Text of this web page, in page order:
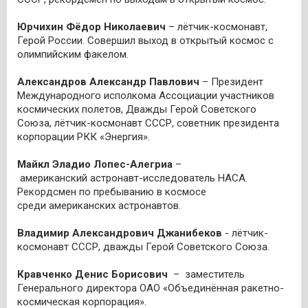
Юрчихин Фёдор Николаевич – лётчик-космонавт,
Герой России. Совершил выход в открытый космос с
олимпийским факелом.
Александров Александр Павлович – Президент
Международного исполкома Ассоциации участников
космических полетов, Дважды Герой Советского
Союза, лётчик-космонавт СССР, советник президента
корпорации РКК «Энергия».
Майкл Эладио Лопес-Алегриа –
американский астронавт-исследователь НАСА.
Рекордсмен по пребыванию в космосе
среди американских астронавтов.
Владимир Александрович Джанибеков - лётчик-
космонавт СССР, дважды Герой Советского Союза.
Кравченко Денис Борисович – заместитель
Генерального директора ОАО «Объединённая ракетно-
космическая корпорация».